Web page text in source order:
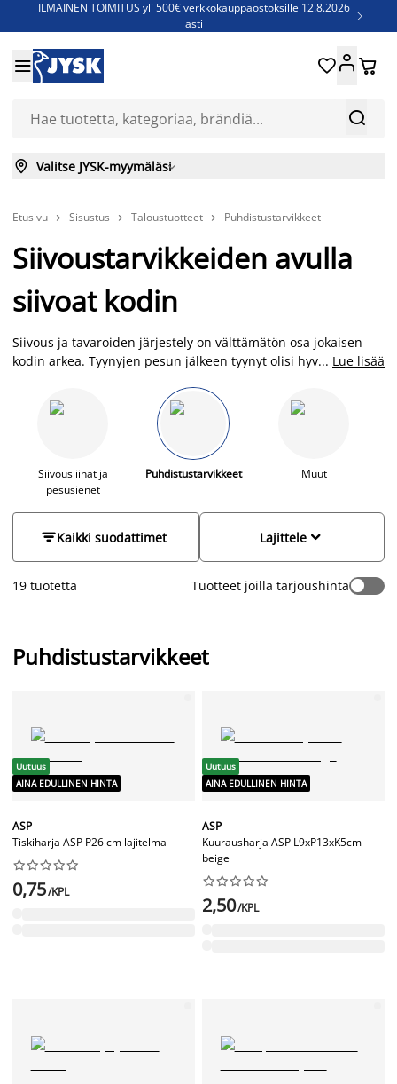
ILMAINEN TOIMITUS yli 500€ verkkokauppaostoksille 12.8.2026
asti

Jenkkisänkyjä - Säästä jopa 60%


 
 Valitse JYSK-myymäläsi
Etusivu  Sisustus  Taloustuotteet  Puhdistustarvikkeet
Siivoustarvikkeiden avulla
siivoat kodin
Siivous ja tavaroiden järjestely on välttämätön osa jokaisen
kodin arkea. Tyynyjen pesun jälkeen tyynyt olisi hyvä kuivata
Pyykkipoikien avulla pidät pyykit kuivaustelineessä paikallaan.
Teippiharjalla puolestaan puhdistat karvat vaatteista. Lisäksi
valikoimastamme löytyy myös rikkalapiot ja -harjat, tiskivadit
ja ämpärit. Tutustu valikoimamme verkossa tai lähimmässä
JYSK-myymälässäsi.
... Lue lisää
Siivousliinat ja
pesusienet
Puhdistustarvikkeet Muut
Kaikki suodattimet 
Lajittele
19 tuotetta Tuotteet joilla tarjoushinta
Puhdistustarvikkeet
Uutuus
AINA EDULLINEN HINTA
ASP
Tiskiharja ASP P26 cm lajitelma






0,75/KPL
Uutuus
AINA EDULLINEN HINTA
ASP
Kuurausharja ASP L9xP13xK5cm
beige






2,50/KPL